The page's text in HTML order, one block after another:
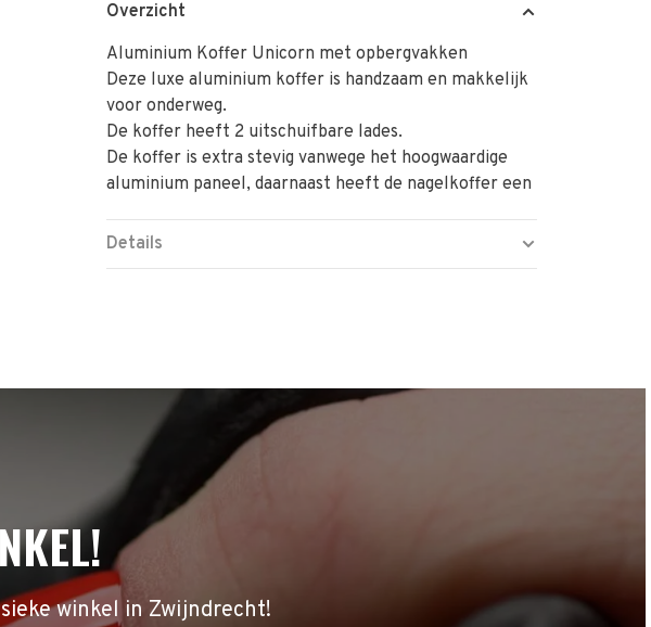
Overzicht
Aluminium Koffer Unicorn met opbergvakken
Deze luxe aluminium koffer is handzaam en makkelijk
voor onderweg.
De koffer heeft 2 uitschuifbare lades.
De koffer is extra stevig vanwege het hoogwaardige
aluminium paneel, daarnaast heeft de nagelkoffer een
Details
winkel in Zwijndrecht!